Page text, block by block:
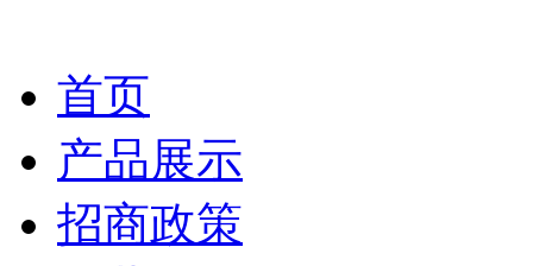
首页
产品展示
招商政策